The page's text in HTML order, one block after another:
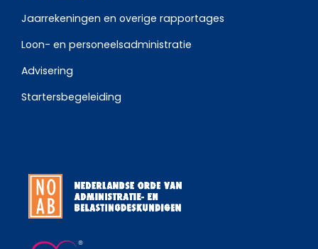
Jaarrekeningen en overige rapportages
Loon- en personeelsadministratie
Advisering
Startersbegeleiding